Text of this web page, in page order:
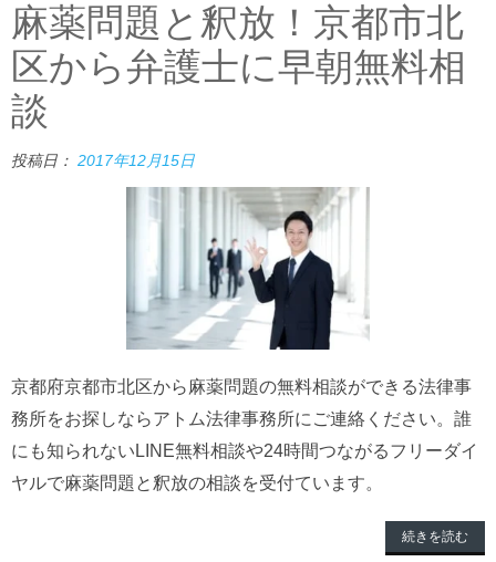
麻薬問題と釈放！京都市北
区から弁護士に早朝無料相
談
投稿日： 2017年12月15日
京都府京都市北区から麻薬問題の無料相談ができる法律事
務所をお探しならアトム法律事務所にご連絡ください。誰
にも知られないLINE無料相談や24時間つながるフリーダイ
ヤルで麻薬問題と釈放の相談を受付ています。
続きを読む